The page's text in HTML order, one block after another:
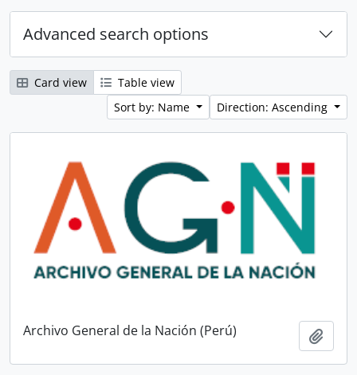
Advanced search options
Card view
Table view
Sort by: Name
Direction: Ascending
Archivo General de la Nación (Perú)